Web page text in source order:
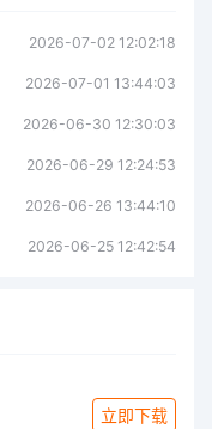
2026-07-02 12:02:18
2026-07-01 13:44:03
2026-06-30 12:30:03
2026-06-29 12:24:53
2026-06-26 13:44:10
2026-06-25 12:42:54
立即下载